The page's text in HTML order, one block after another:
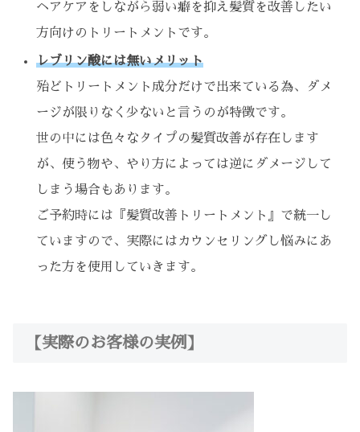
ヘアケアをしながら弱い癖を抑え髪質を改善したい
方向けのトリートメントです。
レブリン酸には無いメリット
殆どトリートメント成分だけで出来ている為、ダメ
ージが限りなく少ないと言うのが特徴です。
世の中には色々なタイプの髪質改善が存在します
が、使う物や、やり方によっては逆にダメージして
しまう場合もあります。
ご予約時には『髪質改善トリートメント』で統一し
ていますので、実際にはカウンセリングし悩みにあ
った方を使用していきます。
【実際のお客様の実例】